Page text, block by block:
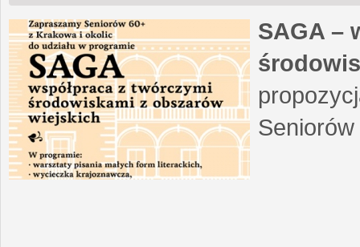
SAGA –